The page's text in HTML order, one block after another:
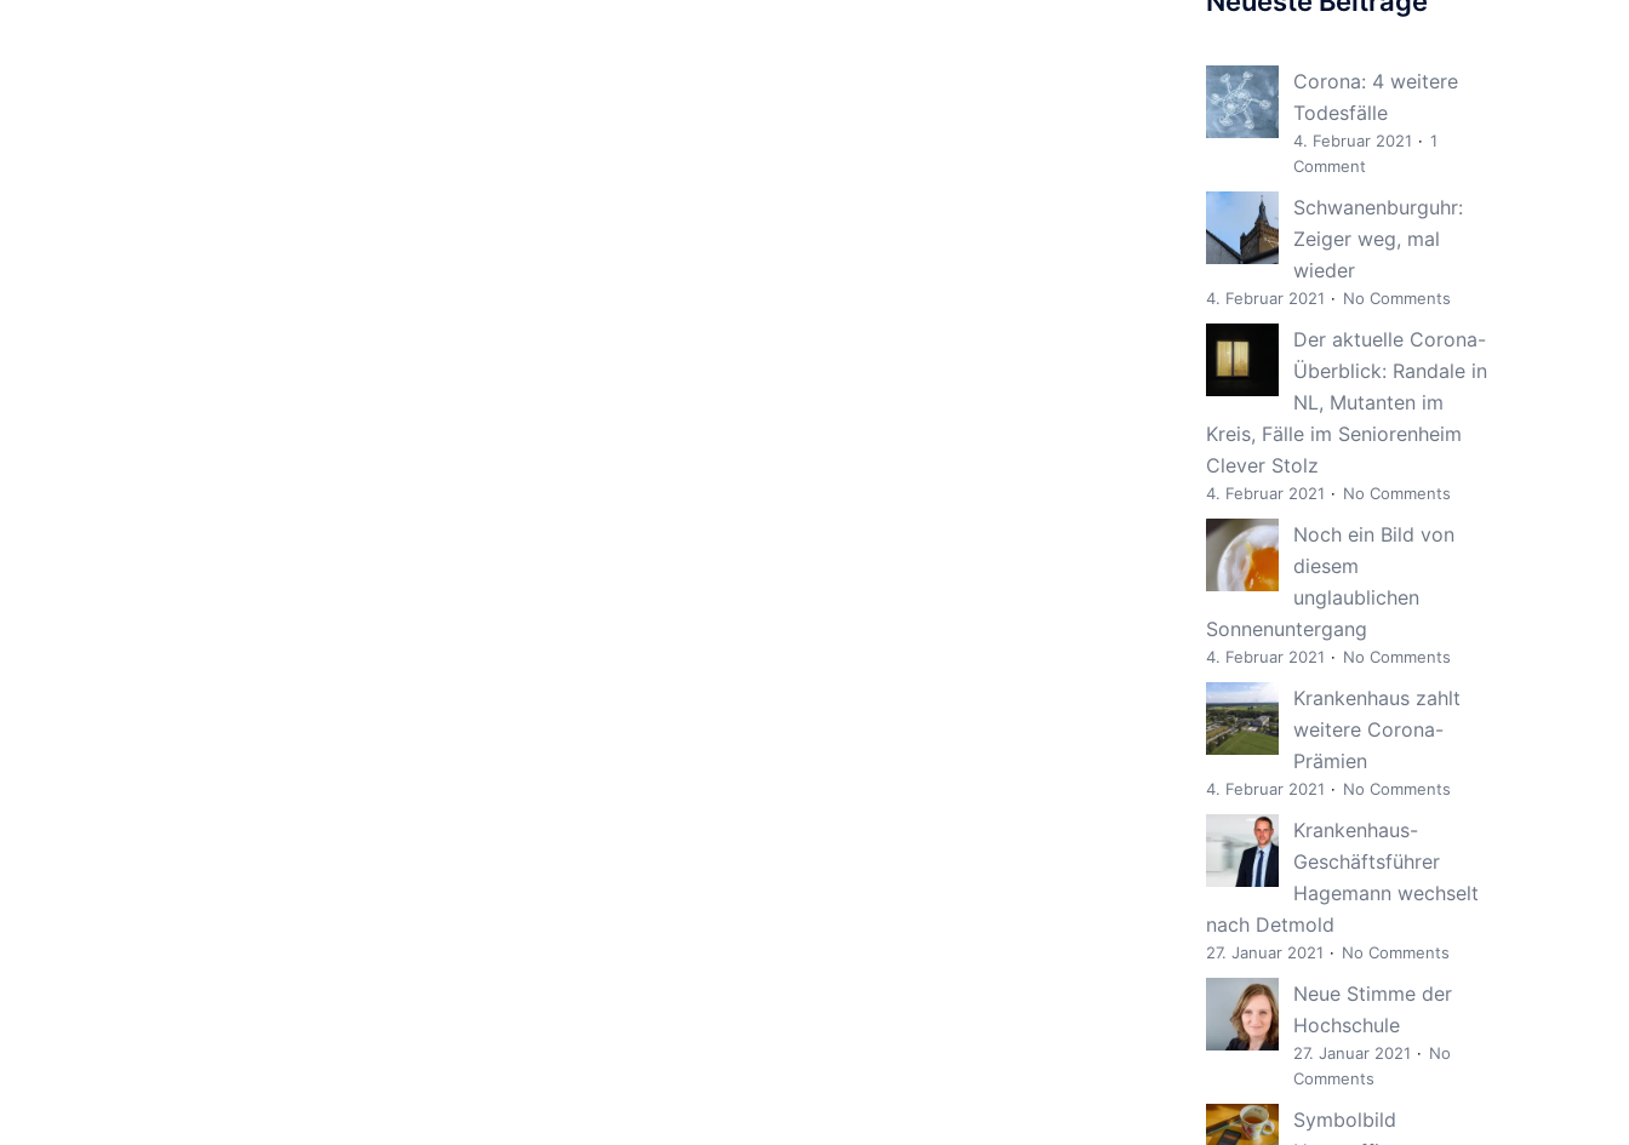
Corona: 4 weitere
Todesfälle
4. Februar 2021
1
Comment
Schwanenburguhr:
Zeiger weg, mal
wieder
4. Februar 2021 No Comments
Der aktuelle Corona-
Überblick: Randale in
NL, Mutanten im
Kreis, Fälle im Seniorenheim
Clever Stolz
4. Februar 2021 No Comments
Noch ein Bild von
diesem
unglaublichen
Sonnenuntergang
4. Februar 2021 No Comments
Krankenhaus zahlt
weitere Corona-
Prämien
4. Februar 2021 No Comments
Krankenhaus-
Geschäftsführer
Hagemann wechselt
nach Detmold
27. Januar 2021 No Comments
Neue Stimme der
Hochschule
27. Januar 2021
No
Comments
Symbolbild